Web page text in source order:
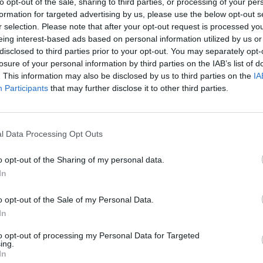
for targeted advertising by us, please use the below opt-out
selection. Please note that after your opt-out request is processed
interest-based ads based on personal information utilized by us
to third parties prior to your opt-out. You may separately
of your personal information by third parties on the IAB’s list of
This information may also be disclosed by us to third parties on the
Participants that may further disclose it to other third parties.
Data Processing Opt Outs
opt-out of the Sharing of my personal data.
opt-out of the Sale of my Personal Data.
opt-out of processing my Personal Data for Targeted
jest dostarczane z typem licencji, który pozwala firmom
Windows Server 2025 Standard 16-core
Microsoft Windows Server 2025 Standard -
za licencję: -
jest wagą minimalną i może różnić się w zależności od konfiguracji oraz